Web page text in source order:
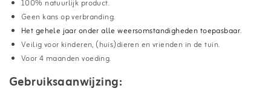
100% natuurlijk product.
Geen kans op verbranding.
Het gehele jaar onder alle weersomstandigheden toepasbaar.
Veilig voor kinderen, (huis)dieren en vrienden in de tuin.
Voor 4 maanden voeding.
Gebruiksaanwijzing: